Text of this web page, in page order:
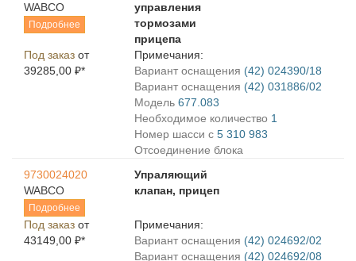
WABCO
Подробнее
управления
тормозами
прицепа
Под заказ от
39285,00 ₽*
Примечания:
Вариант оснащения (42) 024390/18
Вариант оснащения (42) 031886/02
Модель 677.083
Необходимое количество 1
Номер шасси с 5 310 983
Отсоединение блока
9730024020
WABCO
Подробнее
Упраляющий
клапан, прицеп
Под заказ от
43149,00 ₽*
Примечания:
Вариант оснащения (42) 024692/02
Вариант оснащения (42) 024692/08